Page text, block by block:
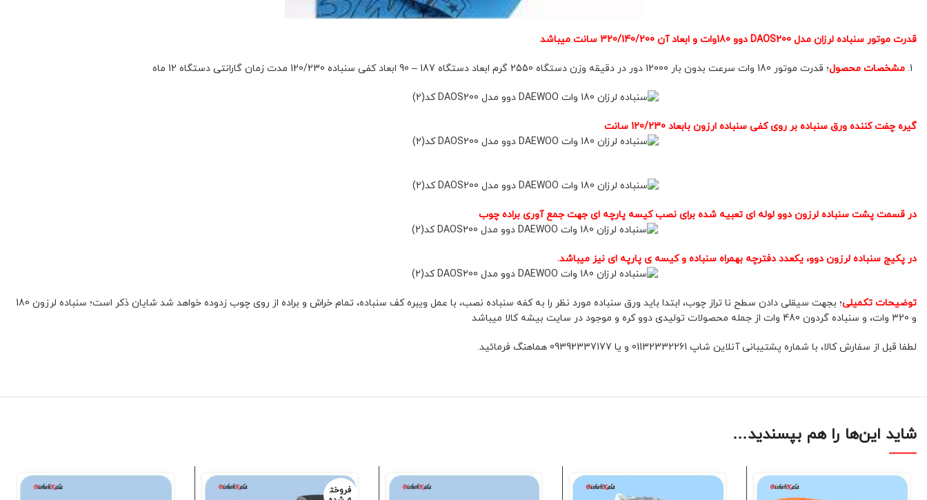
قدرت موتور سنباده لرزان مدل DAOS200 دوو 180وات و ابعاد آن 320/140/200 سانت میباشد
مشخصات محصول؛ قدرت موتور 180 وات سرعت بدون بار 12000 دور در دقیقه وزن دستگاه 2550 گرم ابعاد دستگاه 187 – 90 ابعاد کفی سنباده 120/230 مدت زمان گارانتی دستگاه 12 ماه
گیره چفت کننده ورق سنباده بر روی کفی سنباده ارزون بابعاد 120/230 سانت
در قسمت پشت سنباده لرزون دوو لوله ای تعبیه شده برای نصب کیسه پارچه ای جهت جمع آوری براده چوب
در پکیج سنباده لرزون دوو، یکعدد دفترچه بهمراه سنباده و کیسه ی پارپه ای نیز میباشد.
توضیحات تکمیلی
؛ بجهت سیقلی دادن سطح نا تراز چوب، ابتدا باید ورق سنباده مورد نظر را به کفه سنباده نصب، با عمل ویبره کف سنباده، تمام خراش و براده از روی چوب زدوده خواهد شد شایان ذکر است؛ سنباده لرزون 180
و 320 وات، و سنباده گردون 480 وات از جمله محصولات تولیدی دوو کره و موجود در سایت بیشه کالا میباشد
لطفا قبل از سفارش کالا، با شماره پشتیبانی آنلاین شاپ 01132332261 و یا 09392337177 هماهنگ فرمائید.
شاید این‌ها را هم بپسندید…
فروخت